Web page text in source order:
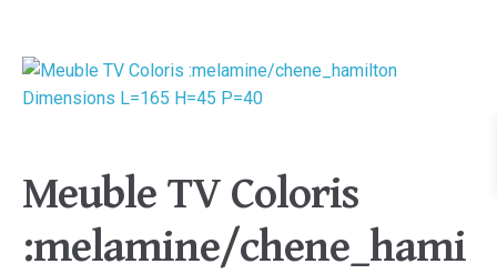
Meuble TV Coloris
:melamine/chene_hami